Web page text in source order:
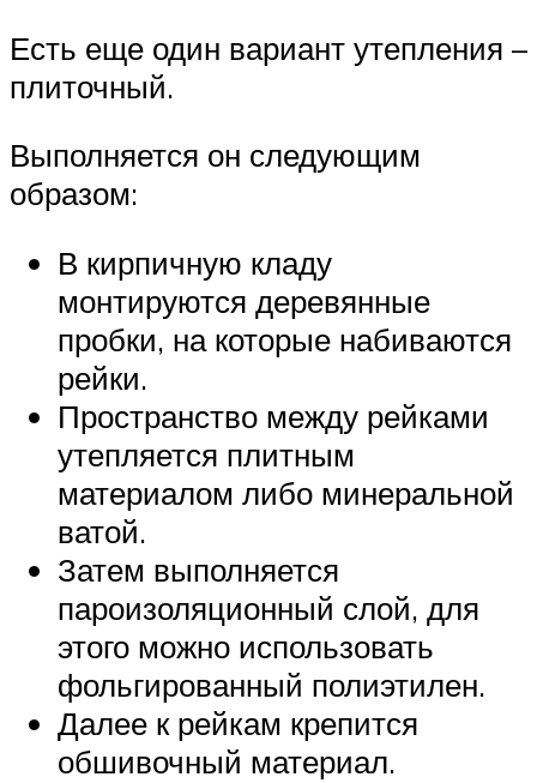
Есть еще один вариант утепления –
плиточный.
Выполняется он следующим
образом:
В кирпичную кладу
монтируются деревянные
пробки, на которые набиваются
рейки.
Пространство между рейками
утепляется плитным
материалом либо минеральной
ватой.
Затем выполняется
пароизоляционный слой, для
этого можно использовать
фольгированный полиэтилен.
Далее к рейкам крепится
обшивочный материал.